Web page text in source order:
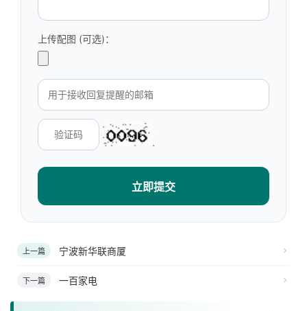
上传配图 (可选)：
立即提交
上一篇 宁波新华联商厦
下一篇 一百家电